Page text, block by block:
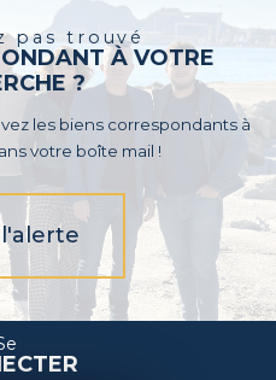
pas trouvé
À VOTRE
?
les biens correspondants à
votre boîte mail !